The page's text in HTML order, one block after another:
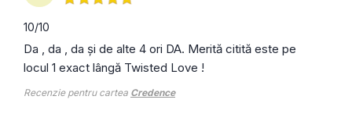
10/10
Da , da , da și de alte 4 ori DA. Merită citită este pe
locul 1 exact lângă Twisted Love !
Recenzie pentru cartea Credence